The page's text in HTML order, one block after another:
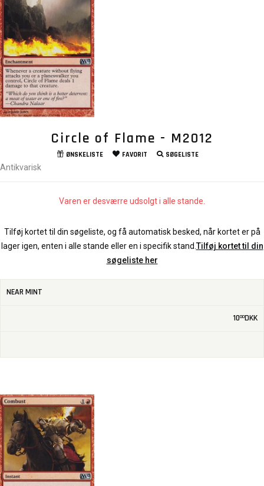
Circle of Flame - M2012
ØNSKELISTE FAVORIT SØGELISTE
Antikvarisk
Varen er desværre udsolgt i alle stande.
Tilføj kortet til din søgeliste, og få automatisk besked, når kortet er på
lager igen, enten i alle stande eller en i specifik stand. Tilføj kortet til din
søgeliste her
NEAR MINT
1000DKK